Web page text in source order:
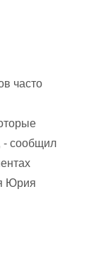
часто
- сообщил
Юрия